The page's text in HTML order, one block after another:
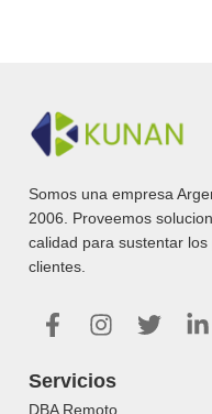
Somos una empresa
2006. Proveemos
calidad para sustentar
clientes.
Servicios
DBA Remoto